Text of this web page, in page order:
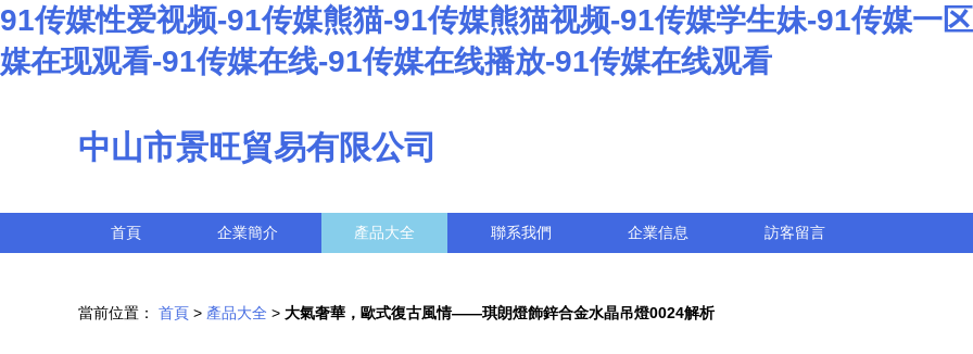
91传媒性爱视频-91传媒熊猫-91传媒熊猫视频-91传媒学生妹-91传媒一
媒在现观看-91传媒在线-91传媒在线播放-91传媒在线观看
中山市景旺貿易有限公司
首頁 企業簡介 產品大全 聯系我們 企業信息 訪客留言
當前位置： 首頁 > 產品大全 > 大氣奢華，歐式復古風情——琪朗燈飾鋅合金水晶吊燈0024解析